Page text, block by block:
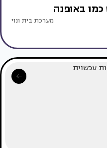
כמו באופנה
מערכת בית ונוי